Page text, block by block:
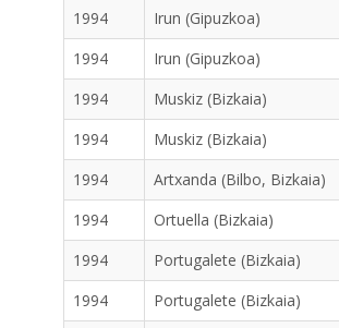
1994
Irun (Gipuzkoa)
1994
Irun (Gipuzkoa)
1994
Muskiz (Bizkaia)
1994
Muskiz (Bizkaia)
1994
Artxanda (Bilbo, Bizkaia)
1994
Ortuella (Bizkaia)
1994
Portugalete (Bizkaia)
1994
Portugalete (Bizkaia)